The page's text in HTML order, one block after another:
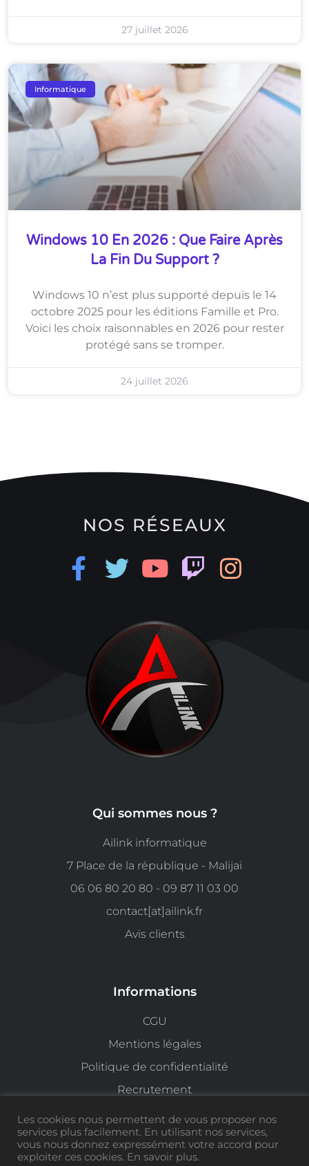
27 juillet 2026
Informatique
Windows 10 En 2026 : Que Faire Après
La Fin Du Support ?
Windows 10 n’est plus supporté depuis le 14
octobre 2025 pour les éditions Famille et Pro.
Voici les choix raisonnables en 2026 pour rester
protégé sans se tromper.
24 juillet 2026
NOS RÉSEAUX
Qui sommes nous ?
Ailink informatique
7 Place de la république - Malijai
06 06 80 20 80 - 09 87 11 03 00
contact[at]ailink.fr
Avis clients
Informations
CGU
Mentions légales
Politique de confidentialité
Recrutement
Gestion des cookies
Ailink est une marque déposée N°4721663, tous droits
Les cookies nous permettent de vous proposer nos
services plus facilement. En utilisant nos services,
vous nous donnez expressément votre accord pour
exploiter ces cookies. En savoir plus.